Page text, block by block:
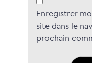
Enregistrer
site dans le
prochain